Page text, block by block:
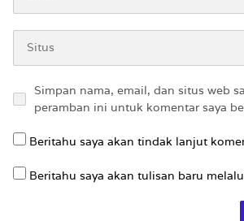
Simpan nama, email, dan situs web
peramban ini untuk komentar saya
Beritahu saya akan tindak lanjut
Beritahu saya akan tulisan baru